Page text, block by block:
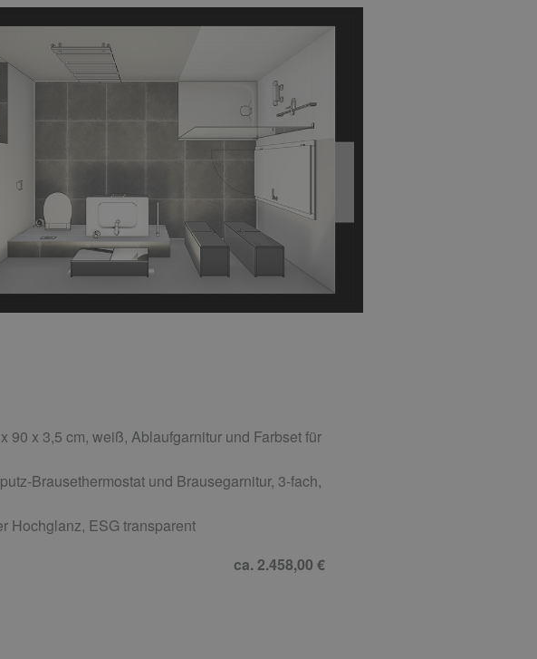
90 x 3,5 cm, weiß, Ablaufgarnitur und Farbset für
Brausethermostat und Brausegarnitur, 3-fach,
Hochglanz, ESG transparent
ca. 2.458,00 €